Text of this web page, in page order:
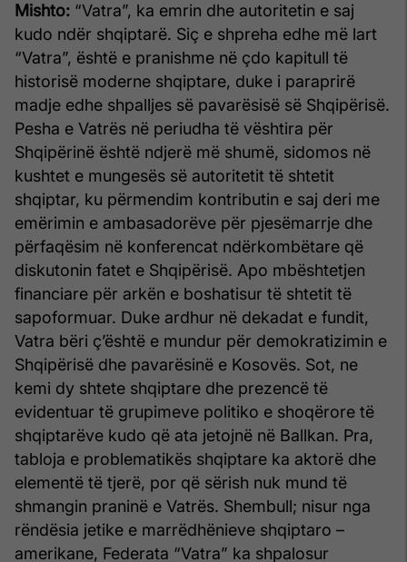
Mishto: “Vatra”, ka emrin dhe autoritetin e saj
kudo ndër shqiptarë. Siç e shpreha edhe më lart
“Vatra”, është e pranishme në çdo kapitull të
historisë moderne shqiptare, duke i paraprirë
madje edhe shpalljes së pavarësisë së Shqipërisë.
Pesha e Vatrës në periudha të vështira për
Shqipërinë është ndjerë më shumë, sidomos në
kushtet e mungesës së autoritetit të shtetit
shqiptar, ku përmendim kontributin e saj deri me
emërimin e ambasadorëve për pjesëmarrje dhe
përfaqësim në konferencat ndërkombëtare që
diskutonin fatet e Shqipërisë. Apo mbështetjen
financiare për arkën e boshatisur të shtetit të
sapoformuar. Duke ardhur në dekadat e fundit,
Vatra bëri ç’është e mundur për demokratizimin e
Shqipërisë dhe pavarësinë e Kosovës. Sot, ne
kemi dy shtete shqiptare dhe prezencë të
evidentuar të grupimeve politiko e shoqërore të
shqiptarëve kudo që ata jetojnë në Ballkan. Pra,
tabloja e problematikës shqiptare ka aktorë dhe
elementë të tjerë, por që sërish nuk mund të
shmangin praninë e Vatrës. Shembull; nisur nga
rëndësia jetike e marrëdhënieve shqiptaro –
amerikane, Federata “Vatra” ka shpalosur